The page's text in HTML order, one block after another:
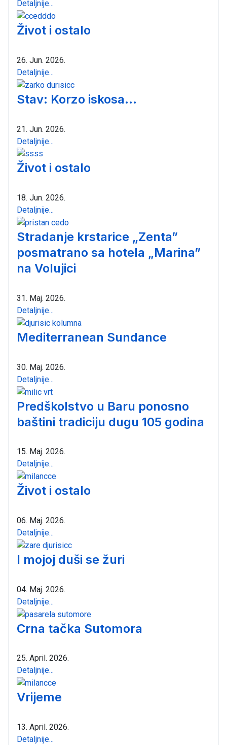
Detaljnije...
Život i ostalo
26. Jun. 2026.
Detaljnije...
Stav: Korzo iskosa...
21. Jun. 2026.
Detaljnije...
Život i ostalo
18. Jun. 2026.
Detaljnije...
Stradanje krstarice „Zenta”
posmatrano sa hotela „Marina”
na Volujici
31. Maj. 2026.
Detaljnije...
Mediterranean Sundance
30. Maj. 2026.
Detaljnije...
Predškolstvo u Baru ponosno
baštini tradiciju dugu 105 godina
15. Maj. 2026.
Detaljnije...
Život i ostalo
06. Maj. 2026.
Detaljnije...
I mojoj duši se žuri
04. Maj. 2026.
Detaljnije...
Crna tačka Sutomora
25. April. 2026.
Detaljnije...
Vrijeme
13. April. 2026.
Detaljnije...